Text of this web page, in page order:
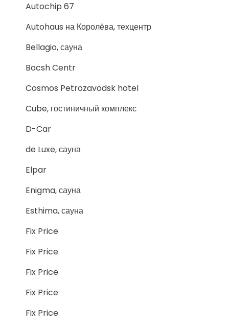
Autochip 67
Autohaus на Королёва, техцентр
Bellagio, сауна
Bocsh Centr
Cosmos Petrozavodsk hotel
Cube, гостиничный комплекс
D-Car
de Luxe, сауна
Elpar
Enigma, сауна
Esthima, сауна
Fix Price
Fix Price
Fix Price
Fix Price
Fix Price